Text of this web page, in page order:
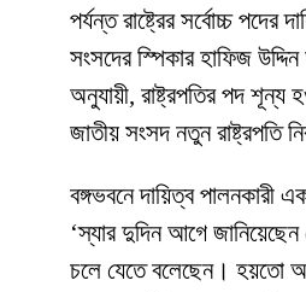
পর্যন্ত রাষ্ট্রের সর্বোচ্চ পদের
সংসদের স্পিকার হাফিজ
অনুযায়ী, রাষ্ট্রপতির পদ শূন্য
জাতীয় সংসদ নতুন রাষ্ট্রপতি
বঙ্গভবনে দায়িত্ব পালনকারী
‘স্যার দুদিন আগে
চলে যেতে বলেছেন। হয়তো